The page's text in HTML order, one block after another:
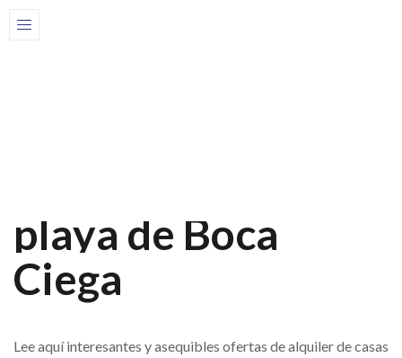
Home
playa de Boca
Ciega
Lee aquí interesantes y asequibles ofertas de alquiler de casas